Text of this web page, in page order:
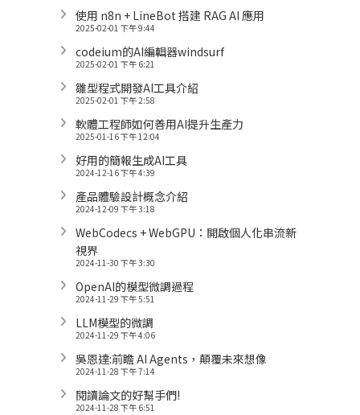
使用 n8n + LineBot 搭建 RAG AI 應用
2025-02-01 下午 9:44
codeium的AI編輯器windsurf
2025-02-01 下午 6:21
雛型程式開發AI工具介紹
2025-02-01 下午 2:58
軟體工程師如何善用AI提升生產力
2025-01-16 下午 12:04
好用的簡報生成AI工具
2024-12-16 下午 4:39
產品體驗設計概念介紹
2024-12-09 下午 3:18
WebCodecs + WebGPU：開啟個人化串流新
視界
2024-11-30 下午 3:30
OpenAI的模型微調過程
2024-11-29 下午 5:51
LLM模型的微調
2024-11-29 下午 4:06
吳恩達:前瞻 AI Agents，顛覆未來想像
2024-11-28 下午 7:14
閱讀論文的好幫手們!
2024-11-28 下午 6:51